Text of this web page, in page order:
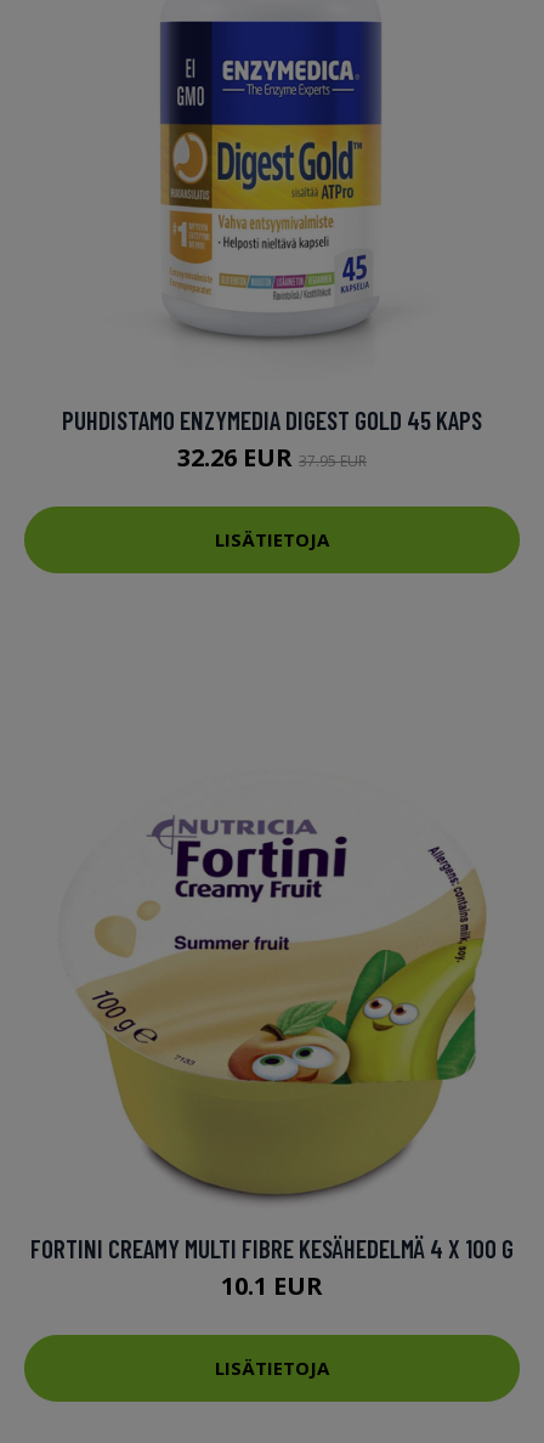
PUHDISTAMO ENZYMEDIA DIGEST GOLD 45 KAPS
32.26 EUR 37.95 EUR
LISÄTIETOJA
FORTINI CREAMY MULTI FIBRE KESÄHEDELMÄ 4 X 100 G
10.1 EUR
LISÄTIETOJA